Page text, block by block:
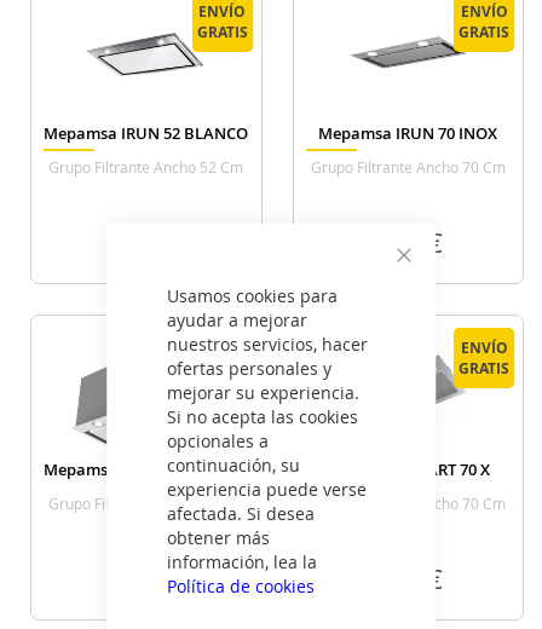
Cerrar
Usamos cookies para
ayudar a mejorar
nuestros servicios, hacer
ofertas personales y
mejorar su experiencia.
Si no acepta las cookies
opcionales a
continuación, su
experiencia puede verse
afectada. Si desea
obtener más
información, lea la
Política de cookies
ENVÍO
GRATIS
ENVÍO
GRATIS
Mepamsa IRUN 52 BLANCO
Grupo Filtrante Ancho 52 Cm
VER DETALLE
ENVÍO
GRATIS
ENVÍO
GRATIS
Mepamsa IRUN 70 INOX
Grupo Filtrante Ancho 70 Cm
335€
ENVÍO
GRATIS
ENVÍO
GRATIS
Mepamsa IRUN 70 BLANCO
MEPAMSA
Grupo Filtrante Ancho 70 Cm
Blanca
399
€
ENVÍO
GRATIS
ENVÍO
GRATIS
Mepamsa SMART 70 X
Grupo Filtrante Ancho 70 Cm
199€